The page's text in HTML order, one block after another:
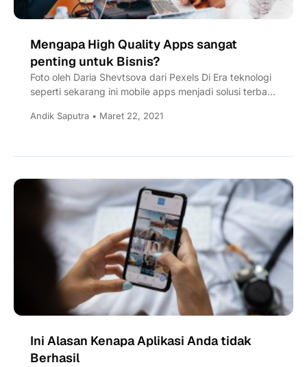
Mengapa High Quality Apps sangat
penting untuk Bisnis?
Foto oleh Daria Shevtsova dari Pexels Di Era teknologi
seperti sekarang ini mobile apps menjadi solusi terbaik
Andik Saputra • Maret 22, 2021
Ini Alasan Kenapa Aplikasi Anda tidak
Berhasil